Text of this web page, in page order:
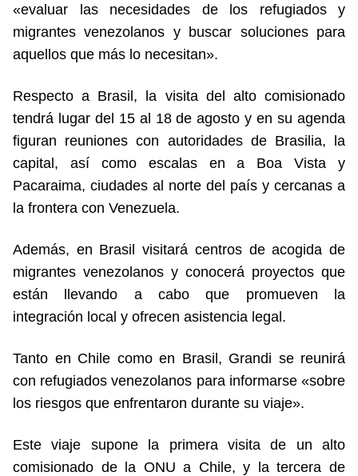
«evaluar las necesidades de los refugiados y
migrantes venezolanos y buscar soluciones para
aquellos que más lo necesitan».
Respecto a Brasil, la visita del alto comisionado
tendrá lugar del 15 al 18 de agosto y en su agenda
figuran reuniones con autoridades de Brasilia, la
capital, así como escalas en a Boa Vista y
Pacaraima, ciudades al norte del país y cercanas a
la frontera con Venezuela.
Además, en Brasil visitará centros de acogida de
migrantes venezolanos y conocerá proyectos que
están llevando a cabo que promueven la
integración local y ofrecen asistencia legal.
Tanto en Chile como en Brasil, Grandi se reunirá
con refugiados venezolanos para informarse «sobre
los riesgos que enfrentaron durante su viaje».
Este viaje supone la primera visita de un alto
comisionado de la ONU a Chile, y la tercera de